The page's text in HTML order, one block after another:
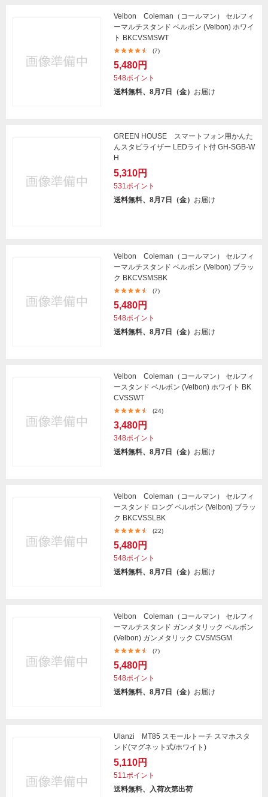
Velbon Coleman（コールマン） セルフィ
ーマルチスタンド ベルボン (Velbon) ホワイ
ト BKCVSMSWT
(7)
5,480円
548ポイント
送料無料、8月7日（金） お届け
GREEN HOUSE スマートフォン用かんた
んスタビライザー LEDライト付 GH-SGB-W
H
5,310円
531ポイント
送料無料、8月7日（金） お届け
Velbon Coleman（コールマン） セルフィ
ーマルチスタンド ベルボン (Velbon) ブラッ
ク BKCVSMSBK
(7)
5,480円
548ポイント
送料無料、8月7日（金） お届け
Velbon Coleman（コールマン） セルフィ
ースタンド ベルボン (Velbon) ホワイト BK
CVSSWT
(24)
3,480円
348ポイント
送料無料、8月7日（金） お届け
Velbon Coleman（コールマン） セルフィ
ースタンド ロング ベルボン (Velbon) ブラッ
ク BKCVSSLBK
(22)
5,480円
548ポイント
送料無料、8月7日（金） お届け
Velbon Coleman（コールマン） セルフィ
ーマルチスタンド ガンメタリック ベルボン
(Velbon) ガンメタリック CVSMSGM
(7)
5,480円
548ポイント
送料無料、8月7日（金） お届け
Ulanzi MT85 スモールトーチ スマホスタ
ンド(マグネット式/ホワイト)
5,110円
511ポイント
送料無料、入荷次第出荷